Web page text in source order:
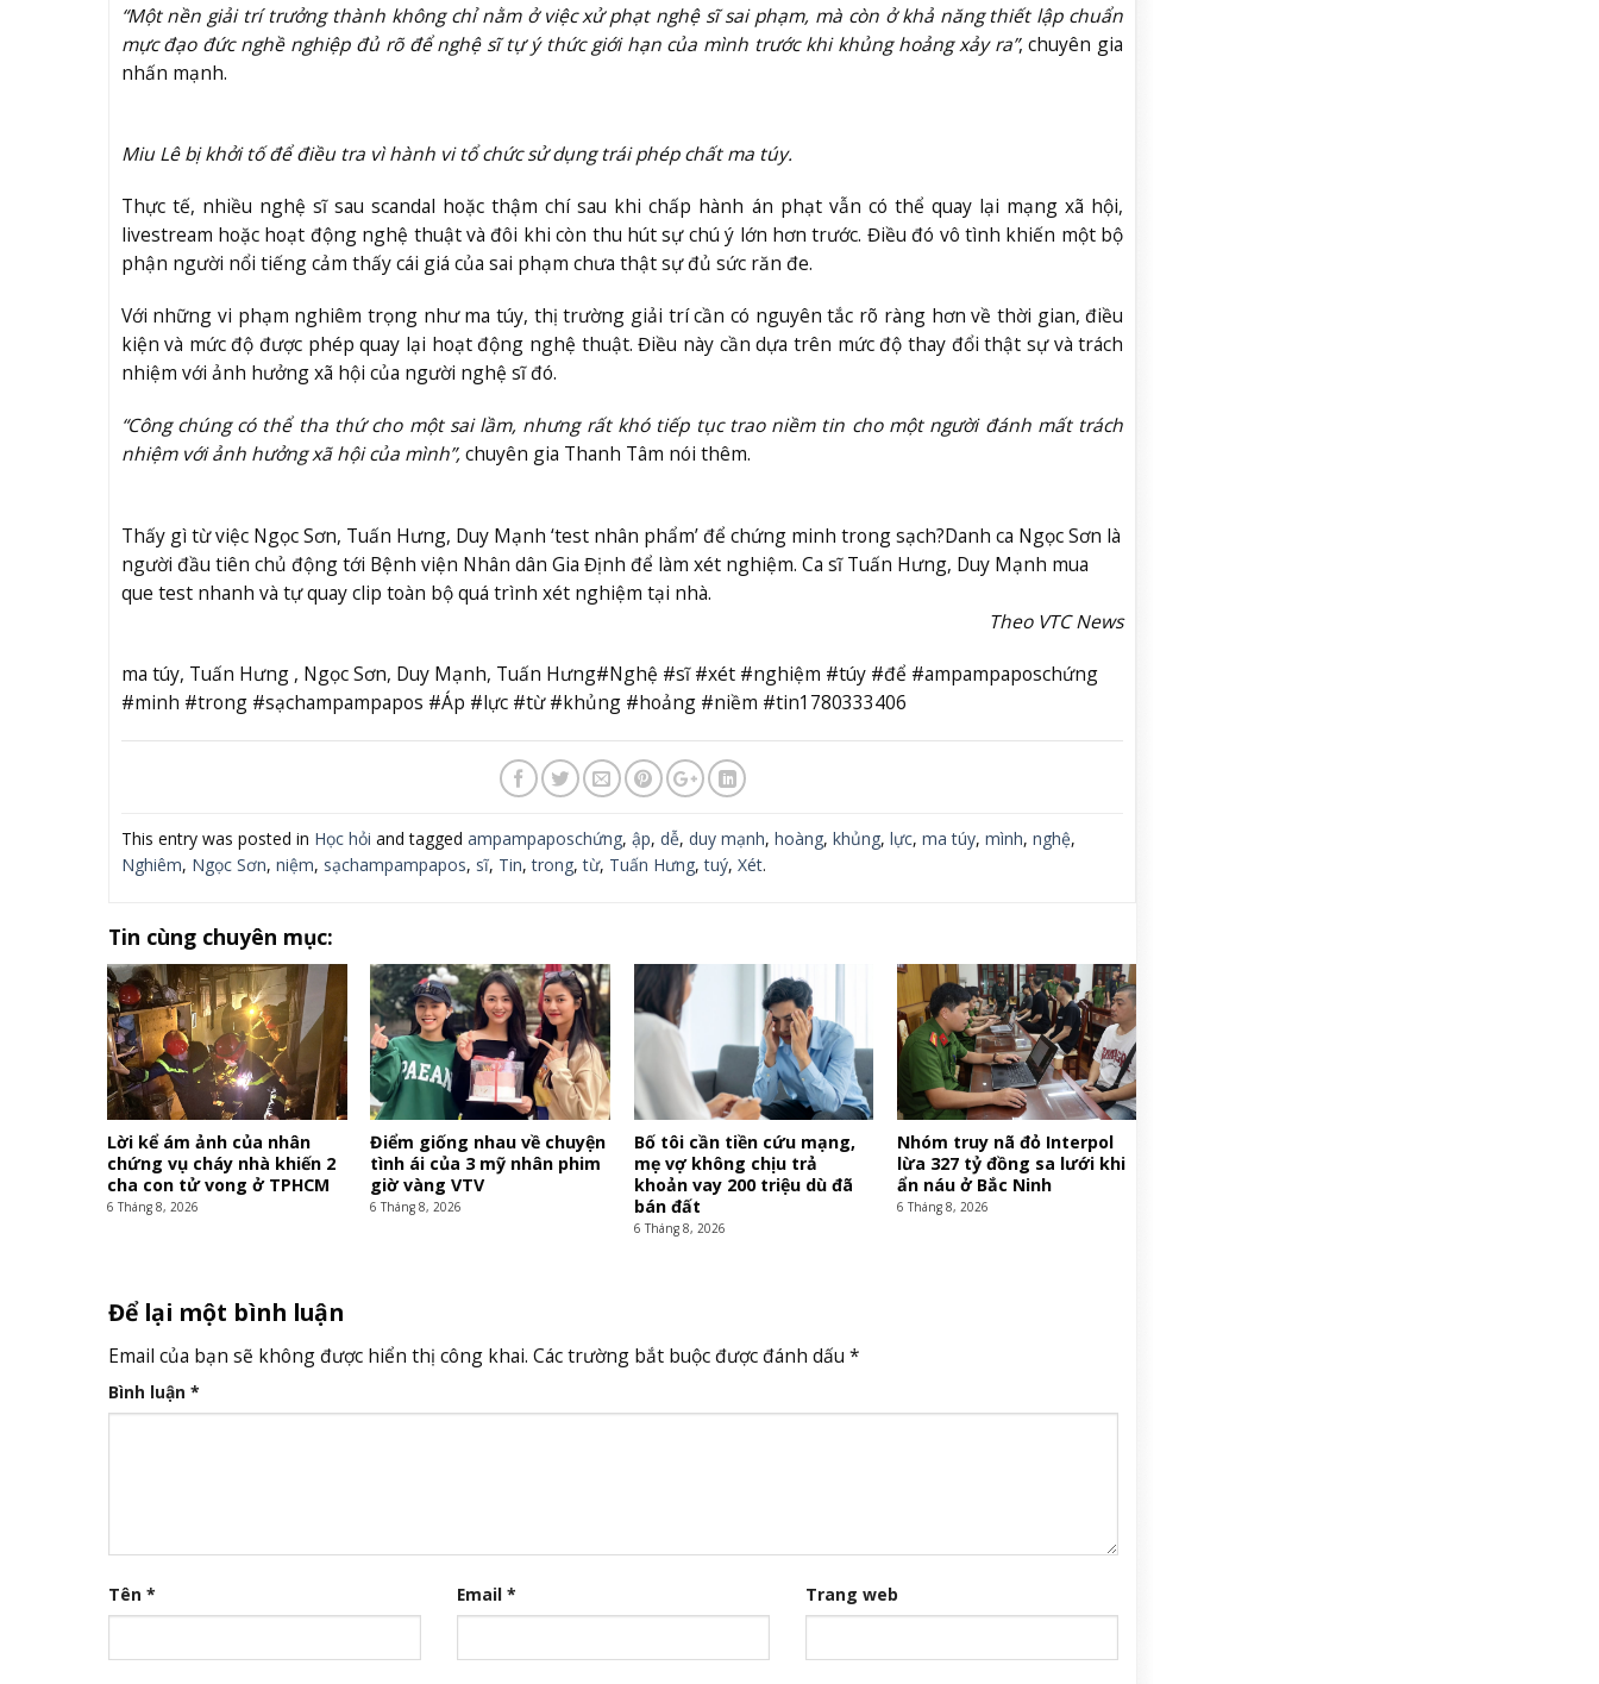
“Một nền giải trí trưởng thành không chỉ nằm ở việc xử phạt nghệ sĩ sai phạm, mà còn ở khả năng thiết lập chuẩn
mực đạo đức nghề nghiệp đủ rõ để nghệ sĩ tự ý thức giới hạn của mình trước khi khủng hoảng xảy ra”, chuyên gia
nhấn mạnh.
Miu Lê bị khởi tố để điều tra vì hành vi tổ chức sử dụng trái phép chất ma túy.
Thực tế, nhiều nghệ sĩ sau scandal hoặc thậm chí sau khi chấp hành án phạt vẫn có thể quay lại mạng xã hội,
livestream hoặc hoạt động nghệ thuật và đôi khi còn thu hút sự chú ý lớn hơn trước. Điều đó vô tình khiến một bộ
phận người nổi tiếng cảm thấy cái giá của sai phạm chưa thật sự đủ sức răn đe.
Với những vi phạm nghiêm trọng như ma túy, thị trường giải trí cần có nguyên tắc rõ ràng hơn về thời gian, điều
kiện và mức độ được phép quay lại hoạt động nghệ thuật. Điều này cần dựa trên mức độ thay đổi thật sự và trách
nhiệm với ảnh hưởng xã hội của người nghệ sĩ đó.
“Công chúng có thể tha thứ cho một sai lầm, nhưng rất khó tiếp tục trao niềm tin cho một người đánh mất trách
nhiệm với ảnh hưởng xã hội của mình”,chuyên gia Thanh Tâm nói thêm.
Thấy gì từ việc Ngọc Sơn, Tuấn Hưng, Duy Mạnh ‘test nhân phẩm’ để chứng minh trong sạch?Danh ca Ngọc Sơn là
người đầu tiên chủ động tới Bệnh viện Nhân dân Gia Định để làm xét nghiệm. Ca sĩ Tuấn Hưng, Duy Mạnh mua
que test nhanh và tự quay clip toàn bộ quá trình xét nghiệm tại nhà.
Theo VTC News
ma túy, Tuấn Hưng , Ngọc Sơn, Duy Mạnh, Tuấn Hưng#Nghệ #sĩ #xét #nghiệm #túy #để #ampampaposchứng
#minh #trong #sạchampampapos #Áp #lực #từ #khủng #hoảng #niềm #tin1780333406
This entry was posted in Học hỏi and tagged ampampaposchứng, ập, dễ, duy mạnh, hoàng, khủng, lực, ma túy, mình, nghệ,
Nghiêm, Ngọc Sơn, niệm, sạchampampapos, sĩ, Tin,trong,từ, Tuấn Hưng,tuý, Xét.
Tin cùng chuyên mục:
Lời kể ám ảnh của nhân
chứng vụ cháy nhà khiến 2
cha con tử vong ở TPHCM
6 Tháng 8, 2026
Điểm giống nhau về chuyện
tình ái của 3 mỹ nhân phim
giờ vàng VTV
6 Tháng 8, 2026
Bố tôi cần tiền cứu mạng,
mẹ vợ không chịu trả
khoản vay 200 triệu dù đã
bán đất
6 Tháng 8, 2026
Nhóm truy nã đỏ Interpol
lừa 327 tỷ đồng sa lưới khi
ẩn náu ở Bắc Ninh
6 Tháng 8, 2026
Để lại một bình luận
Email của bạn sẽ không được hiển thị công khai. Các trường bắt buộc được đánh dấu *
Bình luận *
Tên * Email * Trang web